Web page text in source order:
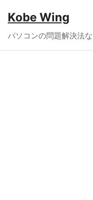
Kobe Wing
パソコンの問題解決法